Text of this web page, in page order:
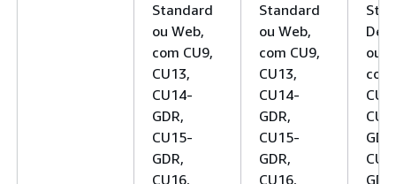
Standard
ou Web,
com CU9,
CU13,
CU14-
GDR,
CU15-
GDR,
CU16,
Standard
ou Web,
com CU9,
CU13,
CU14-
GDR,
CU15-
GDR,
CU16,
ou
com